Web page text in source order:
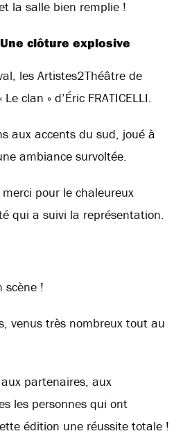
la salle bien remplie !
clôture explosive
les Artistes2Théâtre de
clan » d’Éric FRATICELLI.
aux accents du sud, joué à
ambiance survoltée.
pour le chaleureux
qui a suivi la représentation.
scène !
venus très nombreux tout au
partenaires, aux
les personnes qui ont
édition une réussite totale !